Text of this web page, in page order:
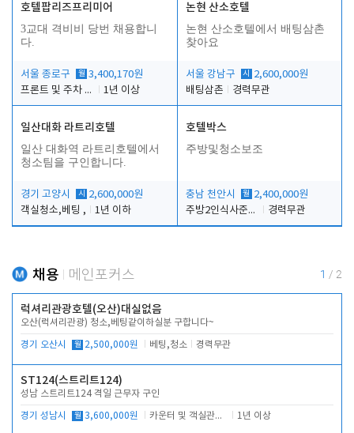
호텔팝리즈프리미어
3교대 격비비 당번 채용합니
다.
서울 종로구 월 3,400,170원
프론트 및 주차 객실관리
1년 이상
논현 산소호텔
논현 산소호텔에서 배팅삼촌
찾아요
서울 강남구 시
2,600,000원
배팅삼촌
경력무관
일산대화 라트리호텔
일산 대화역 라트리호텔에서
청소팀을 구인합니다.
경기 고양시 시
2,600,000원
객실청소,베팅 ,
1년 이하
호텔박스
주방및청소보조
충남 천안시 월 2,400,000원
주방2인식사준비및청소린렌보조
경력무관
채용 메인포커스 1 / 2
럭셔리관광호텔(오산)대실없음
오산(럭셔리관광) 청소,베팅같이하실분 구합니다~
경기 오산시 월 2,500,000원 베팅,청소 경력무관
ST124(스트리트124)
성남 스트리트124 격일 근무자 구인
경기 성남시 월 3,600,000원 카운터 및 객실관리 전반 1년 이상